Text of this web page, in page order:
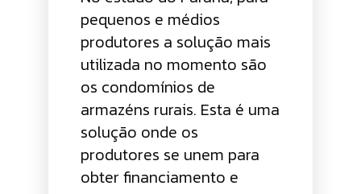
pequenos e médios
produtores a solução mais
utilizada no momento são
os condomínios de
armazéns rurais. Esta é uma
solução onde os
produtores se unem para
obter financiamento e